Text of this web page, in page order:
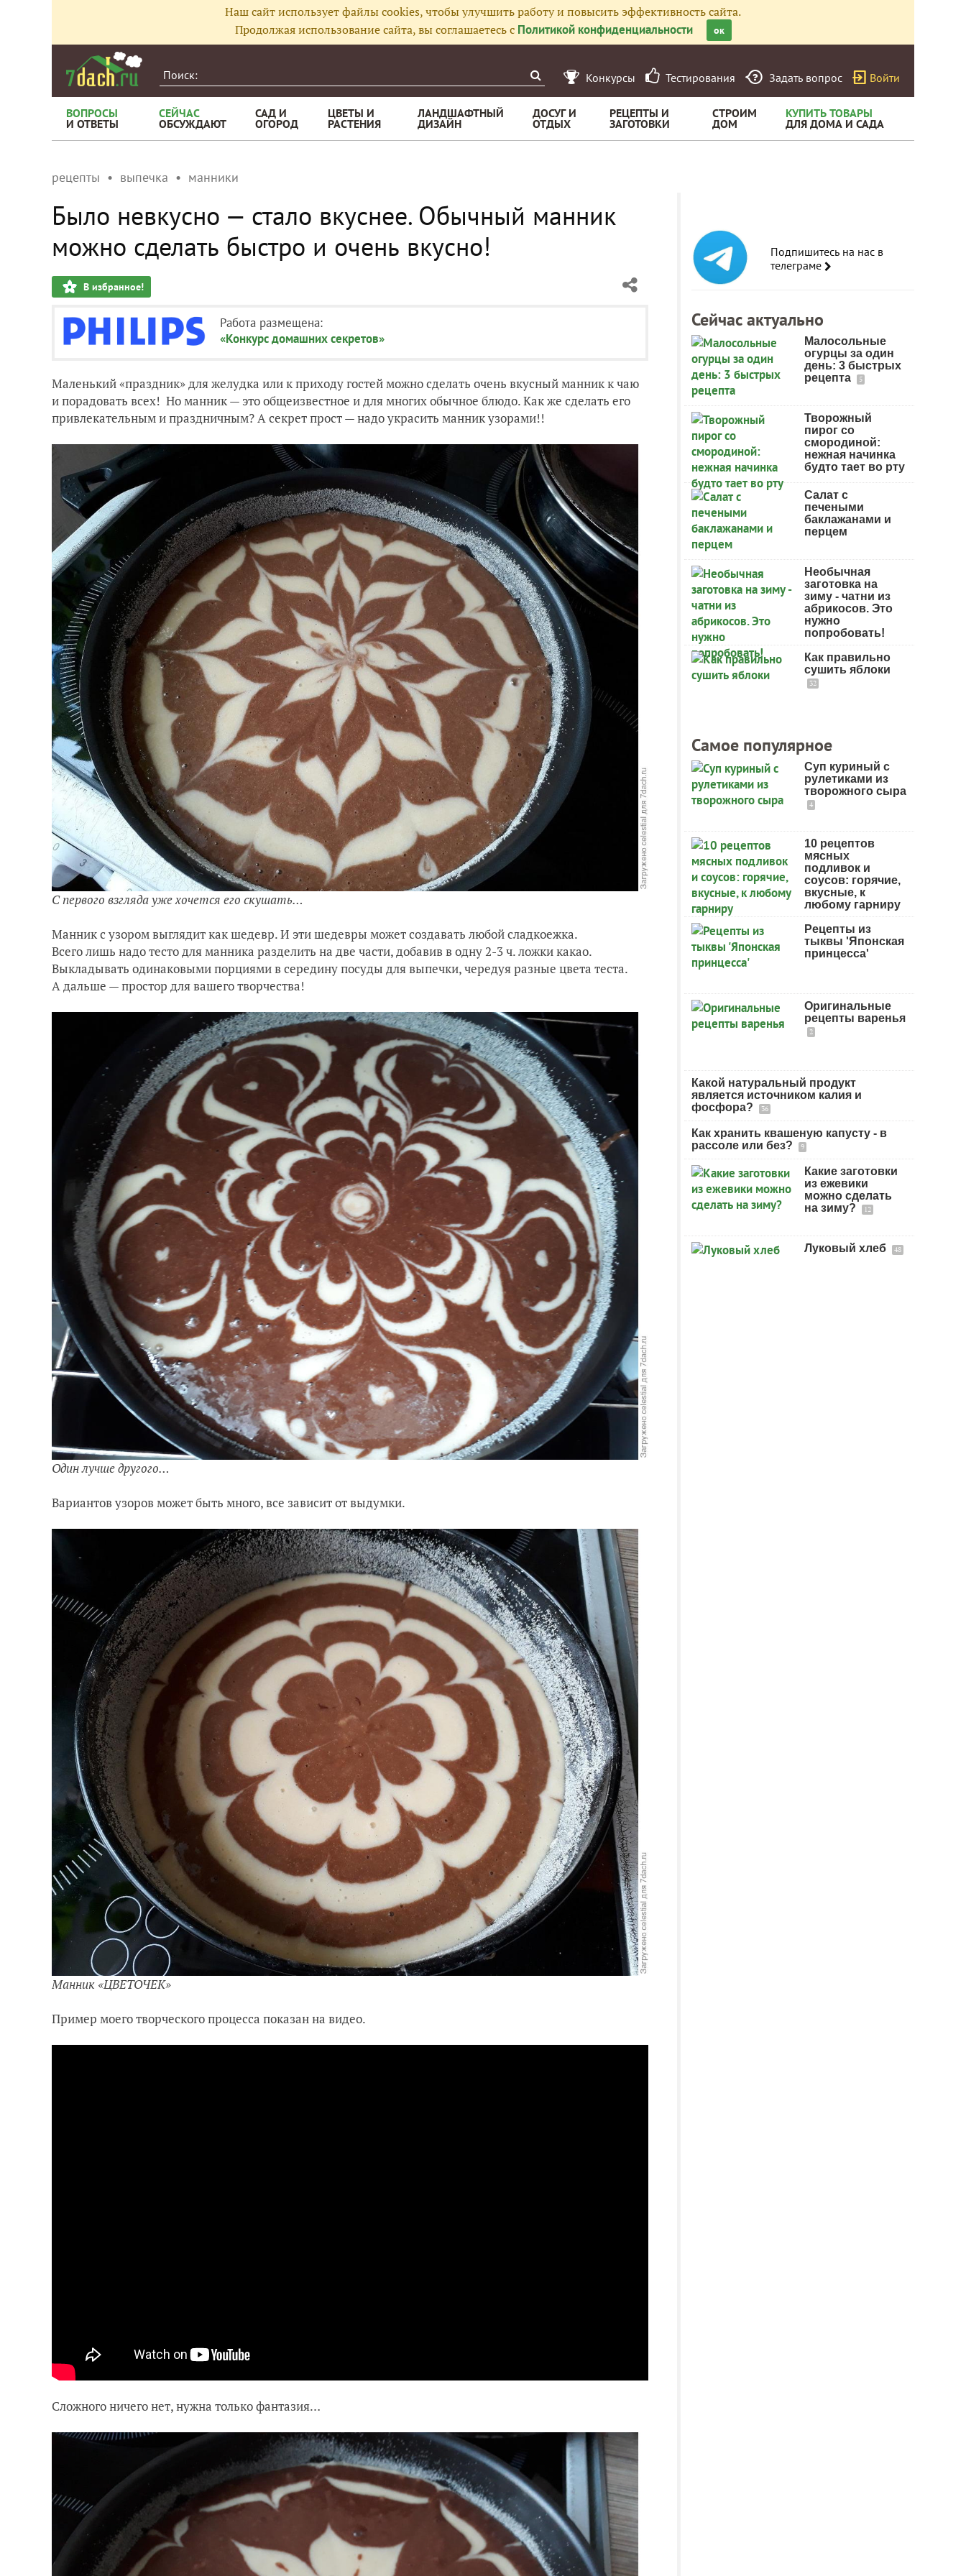
Наш сайт использует файлы cookies, чтобы улучшить работу и повысить эффективность сайта.
Продолжая использование сайта, вы соглашаетесь с Политикой конфиденциальности ок
Конкурсы Тестирования Задать вопрос Войти
ВОПРОСЫ
И ОТВЕТЫ
СЕЙЧАС
ОБСУЖДАЮТ
САД И
ОГОРОД
ЦВЕТЫ И
РАСТЕНИЯ
ЛАНДШАФТНЫЙ
ДИЗАЙН
ДОСУГ И
ОТДЫХ
РЕЦЕПТЫ И
ЗАГОТОВКИ
СТРОИМ
ДОМ
КУПИТЬ ТОВАРЫ
ДЛЯ ДОМА И САДА
рецепты выпечка манники
Было невкусно — стало вкуснее. Обычный манник
можно сделать быстро и очень вкусно!
В избранное!
Работа размещена:
«Конкурс домашних секретов»
Маленький «праздник» для желудка или к приходу гостей можно сделать очень вкусный манник к чаю
и порадовать всех! Но манник — это общеизвестное и для многих обычное блюдо. Как же сделать его
привлекательным и праздничным? А секрет прост — надо украсить манник узорами!!
С первого взгляда уже хочется его скушать…
Манник с узором выглядит как шедевр. И эти шедевры может создавать любой сладкоежка.
Всего лишь надо тесто для манника разделить на две части, добавив в одну 2-3 ч. ложки какао.
Выкладывать одинаковыми порциями в середину посуды для выпечки, чередуя разные цвета теста.
А дальше — простор для вашего творчества!
Один лучше другого…
Вариантов узоров может быть много, все зависит от выдумки.
Манник «ЦВЕТОЧЕК»
Пример моего творческого процесса показан на видео.
Сложного ничего нет, нужна только фантазия…
Подпишитесь на нас в
телеграме
Сейчас актуально
Малосольные
огурцы за один
день: 3 быстрых
рецепта
5
Творожный
пирог со
смородиной:
нежная начинка
будто тает во рту
Салат с
печеными
баклажанами и
перцем
Необычная
заготовка на
зиму - чатни из
абрикосов. Это
нужно
попробовать!
Как правильно
сушить яблоки
32
Самое популярное
Суп куриный с
рулетиками из
творожного сыра
4
10 рецептов
мясных
подливок и
соусов: горячие,
вкусные, к
любому гарниру
Рецепты из
тыквы 'Японская
принцесса'
Оригинальные
рецепты варенья
2
Какой натуральный продукт
является источником калия и
фосфора?
36
Как хранить квашеную капусту - в
рассоле или без?
9
Какие заготовки
из ежевики
можно сделать
на зиму?
12
Луковый хлеб 48